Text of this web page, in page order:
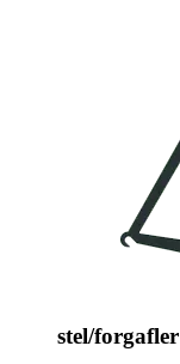
stel/forgafler